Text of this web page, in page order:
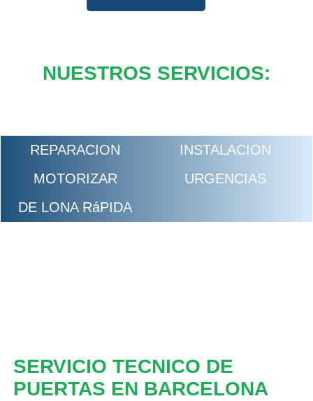
NUESTROS SERVICIOS:
REPARACION
INSTALACION
MOTORIZAR
URGENCIAS
DE LONA RáPIDA
SERVICIO TECNICO DE
PUERTAS EN BARCELONA